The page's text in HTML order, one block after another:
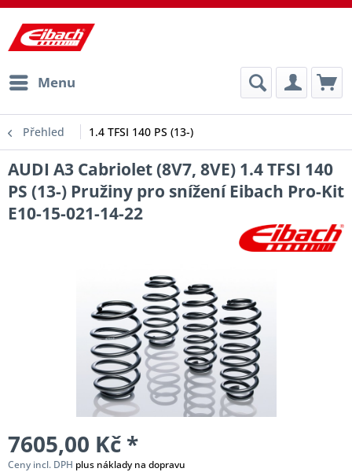
Menu
Přehled 1.4 TFSI 140 PS (13-)
AUDI A3 Cabriolet (8V7, 8VE) 1.4 TFSI 140
PS (13-) Pružiny pro snížení Eibach Pro-Kit
E10-15-021-14-22
7605,00 Kč *
Ceny incl. DPH plus náklady na dopravu